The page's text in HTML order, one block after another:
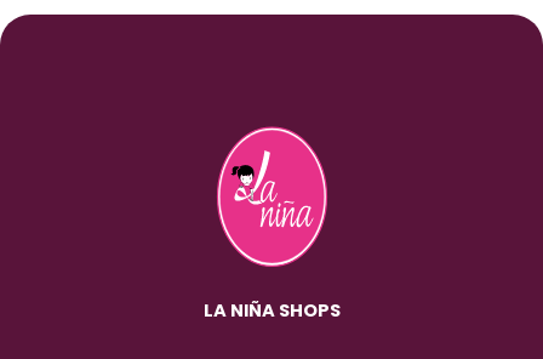
LA NIÑA SHOPS